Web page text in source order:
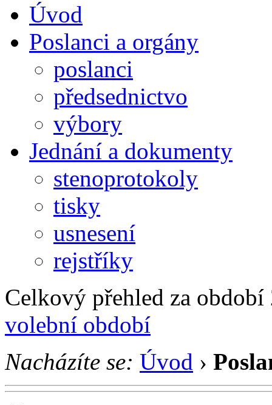
Úvod
Poslanci a orgány
poslanci
předsednictvo
výbory
Jednání a dokumenty
stenoprotokoly
tisky
usnesení
rejstříky
Celkový přehled za
volební období
Nacházíte se: Úvod ›